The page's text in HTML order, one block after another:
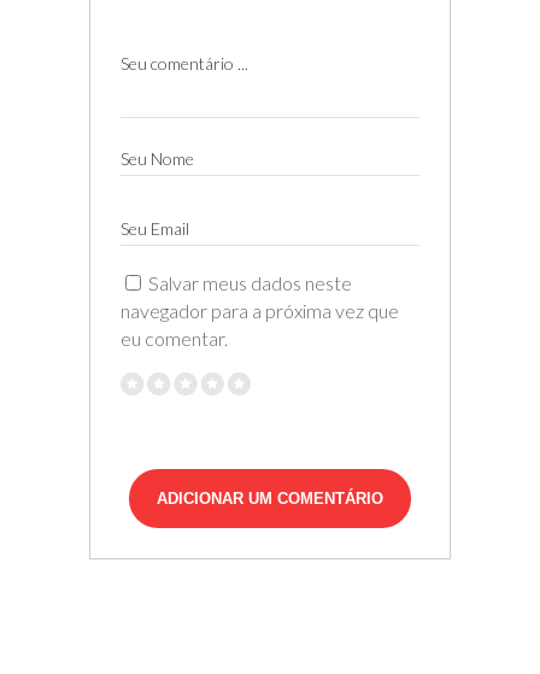
Seu comentário ...
Seu Nome
Seu Email
Salvar meus dados neste
navegador para a próxima vez que
eu comentar.